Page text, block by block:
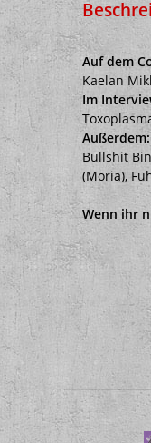
Auf dem
Kaelan
Im
Außerdem:
Bullshit
(Moria),
Wenn ihr